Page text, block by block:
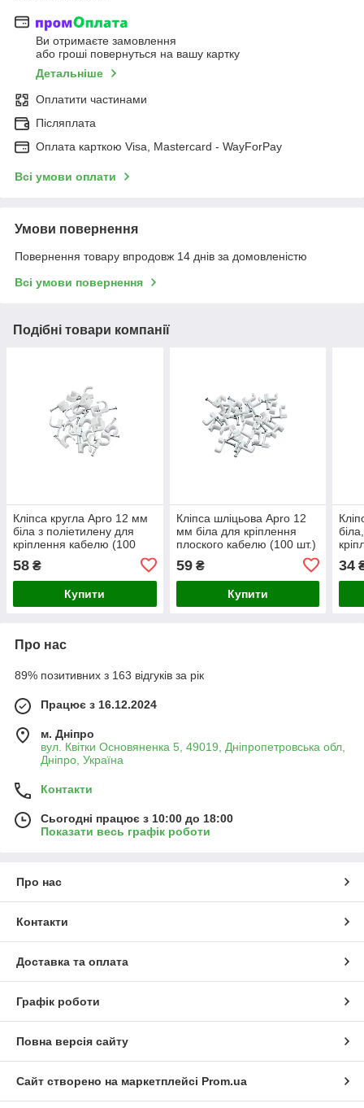
Ви отримаєте замовлення
або гроші повернуться на вашу картку
Детальніше
Оплатити частинами
Післяплата
Оплата карткою Visa, Mastercard - WayForPay
Всі умови оплати
Умови повернення
Повернення товару впродовж 14 днів за домовленістю
Всі умови повернення
Подібні товари компанії
Кліпса кругла Apro 12 мм
біла з поліетилену для
кріплення кабелю (100
58 ₴
Купити
Кліпса шліцьова Apro 12
мм біла для кріплення
плоского кабелю (100 шт.)
59₴
Купити
34
Про нас
89% позитивних з 163 відгуків за рік
Працює з 16.12.2024
м. Дніпро
вул. Квітки Основяненка 5, 49019, Дніпропетровська обл,
Дніпро, Україна
Контакти
Сьогодні працює з 10:00 до 18:00
Показати весь графік роботи
Про нас
Контакти
Доставка та оплата
Графік роботи
Повна версія сайту
Сайт створено на маркетплейсі Prom.ua